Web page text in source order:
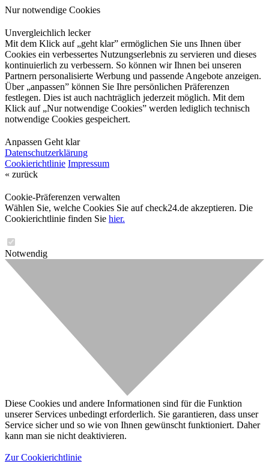
Nur notwendige Cookies
Unvergleichlich lecker
Mit dem Klick auf „geht klar” ermöglichen Sie uns Ihnen über
Cookies ein verbessertes Nutzungserlebnis zu servieren und dieses
kontinuierlich zu verbessern. So können wir Ihnen bei unseren
Partnern personalisierte Werbung und passende Angebote anzeigen.
Über „anpassen” können Sie Ihre persönlichen Präferenzen
festlegen. Dies ist auch nachträglich jederzeit möglich. Mit dem
Klick auf „Nur notwendige Cookies” werden lediglich technisch
notwendige Cookies gespeichert.
Anpassen Geht klar
Datenschutzerklärung
Cookierichtlinie Impressum
« zurück
Cookie-Präferenzen verwalten
Wählen Sie, welche Cookies Sie auf check24.de akzeptieren. Die
Cookierichtlinie finden Sie hier.
Notwendig
Diese Cookies und andere Informationen sind für die Funktion
unserer Services unbedingt erforderlich. Sie garantieren, dass unser
Service sicher und so wie von Ihnen gewünscht funktioniert. Daher
kann man sie nicht deaktivieren.
Zur Cookierichtlinie